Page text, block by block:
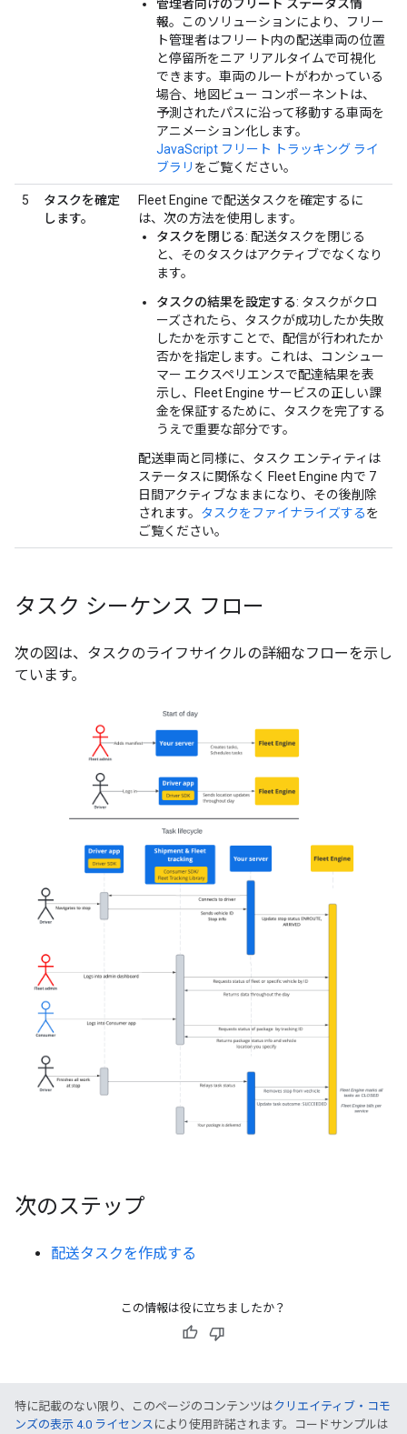
管理者向けのフリート ステータス情
報。このソリューションにより、フリー
ト管理者はフリート内の配送車両の位置
と停留所をニア リアルタイムで可視化
できます。車両のルートがわかっている
場合、地図ビュー コンポーネントは、
予測されたパスに沿って移動する車両を
アニメーション化します。
JavaScript フリート トラッキング ライ
ブラリ をご覧ください。
5
タスクを確定
します。
Fleet Engine で配送タスクを確定するに
は、次の方法を使用します。
タスクを閉じる: 配送タスクを閉じる
と、そのタスクはアクティブでなくなり
ます。
タスクの結果を設定する: タスクがクロ
ーズされたら、タスクが成功したか失敗
したかを示すことで、配信が行われたか
否かを指定します。これは、コンシュー
マー エクスペリエンスで配達結果を表
示し、Fleet Engine サービスの正しい課
金を保証するために、タスクを完了する
うえで重要な部分です。
配送車両と同様に、タスク エンティティは
ステータスに関係なく Fleet Engine 内で 7
日間アクティブなままになり、その後削除
されます。 タスクをファイナライズするを
ご覧ください。
タスク シーケンス フロー
次の図は、タスクのライフサイクルの詳細なフローを示し
ています。
次のステップ
配送タスクを作成する
この情報は役に立ちましたか？
特に記載のない限り、このページのコンテンツはクリエイティブ・コモ
ンズの表示 4.0 ライセンス により使用許諾されます。コードサンプルは